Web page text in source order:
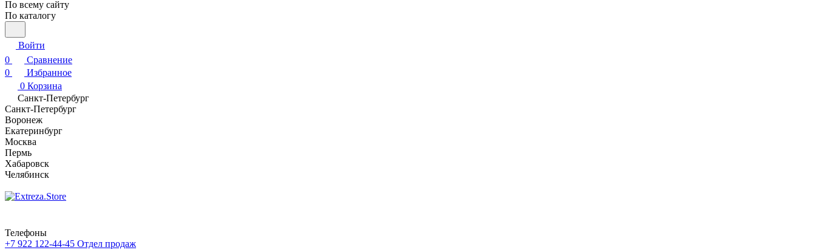
По всему сайту
По каталогу
Войти
0
Сравнение
0
Избранное
0 Корзина
Санкт-Петербург
Санкт-Петербург
Воронеж
Екатеринбург
Москва
Пермь
Хабаровск
Челябинск
Телефоны
+7 922 122-44-45 Отдел продаж